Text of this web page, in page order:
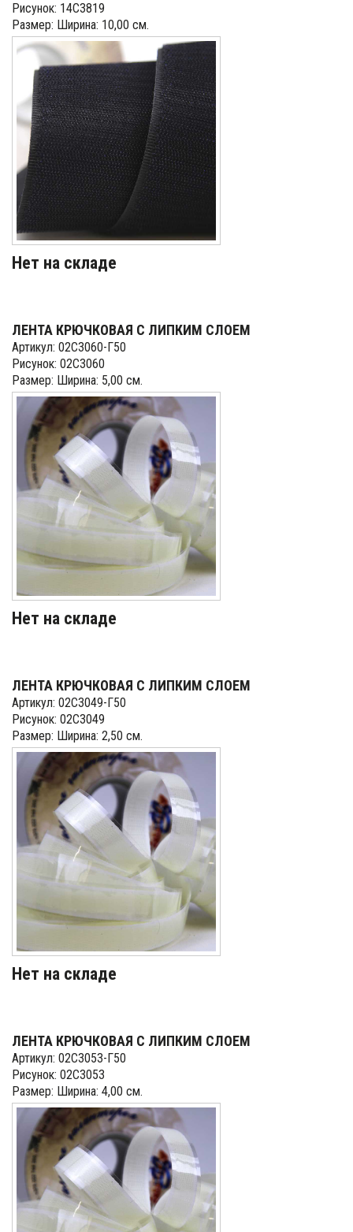
Рисунок: 14С3819
Размер: Ширина: 10,00 см.
Нет на складе
ЛЕНТА КРЮЧКОВАЯ С ЛИПКИМ СЛОЕМ
Артикул: 02С3060-Г50
Рисунок: 02С3060
Размер: Ширина: 5,00 см.
Нет на складе
ЛЕНТА КРЮЧКОВАЯ С ЛИПКИМ СЛОЕМ
Артикул: 02С3049-Г50
Рисунок: 02С3049
Размер: Ширина: 2,50 см.
Нет на складе
ЛЕНТА КРЮЧКОВАЯ С ЛИПКИМ СЛОЕМ
Артикул: 02С3053-Г50
Рисунок: 02С3053
Размер: Ширина: 4,00 см.